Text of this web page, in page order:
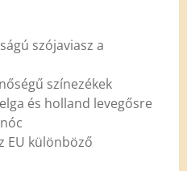
szójaviasz a
színezékek
és holland levegősre
különböző